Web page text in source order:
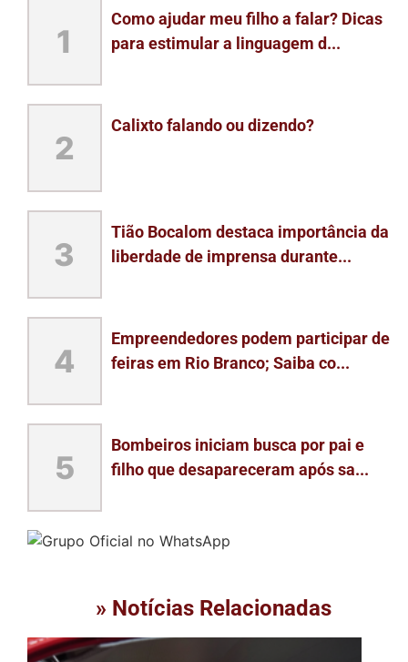
1
Como ajudar meu filho a falar? Dicas
para estimular a linguagem d...
2
Calixto falando ou dizendo?
3
Tião Bocalom destaca importância da
liberdade de imprensa durante...
4
Empreendedores podem participar de
feiras em Rio Branco; Saiba co...
5
Bombeiros iniciam busca por pai e
filho que desapareceram após sa...
» Notícias Relacionadas